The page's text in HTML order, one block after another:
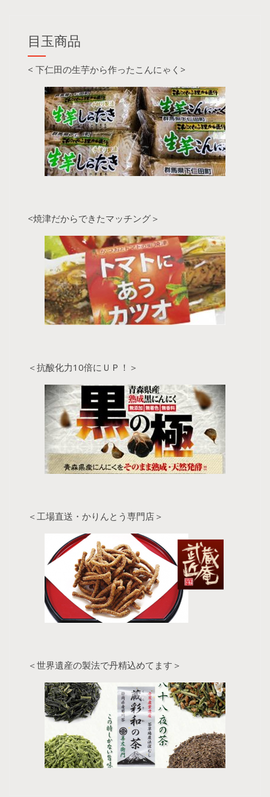
目玉商品
< 下仁田の生芋から作ったこんにゃく>
<焼津だからできたマッチング＞
＜抗酸化力10倍にＵＰ！＞
＜工場直送・かりんとう専門店＞
＜世界遺産の製法で丹精込めてます＞